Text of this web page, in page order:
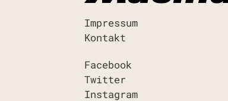
Impressum
Kontakt
Facebook
Twitter
Instagram